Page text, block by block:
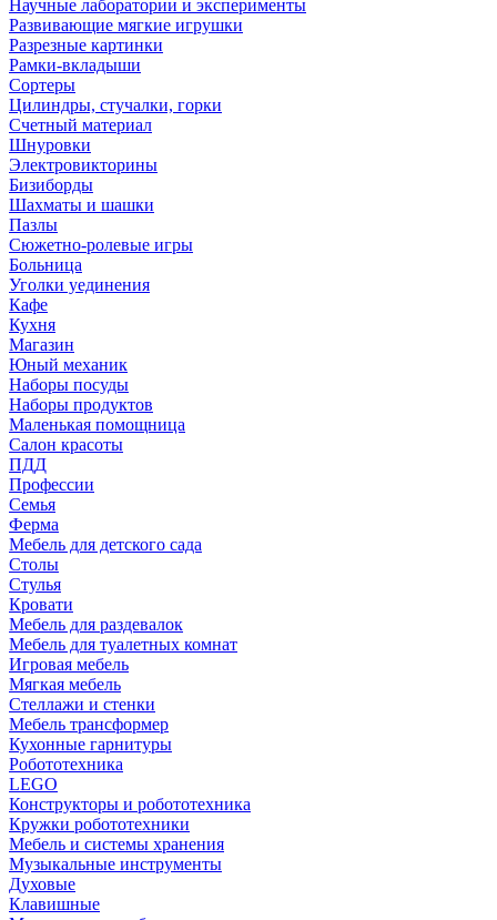
Научные лаборатории и эксперименты
Развивающие мягкие игрушки
Разрезные картинки
Рамки-вкладыши
Сортеры
Цилиндры, стучалки, горки
Счетный материал
Шнуровки
Электровикторины
Бизиборды
Шахматы и шашки
Пазлы
Сюжетно-ролевые игры
Больница
Уголки уединения
Кафе
Кухня
Магазин
Юный механик
Наборы посуды
Наборы продуктов
Маленькая помощница
Салон красоты
ПДД
Профессии
Семья
Ферма
Мебель для детского сада
Столы
Cтулья
Кровати
Мебель для раздевалок
Мебель для туалетных комнат
Игровая мебель
Мягкая мебель
Стеллажи и стенки
Мебель трансформер
Кухонные гарнитуры
Робототехника
LEGO
Конструкторы и робототехника
Кружки робототехники
Мебель и системы хранения
Музыкальные инструменты
Духовые
Клавишные